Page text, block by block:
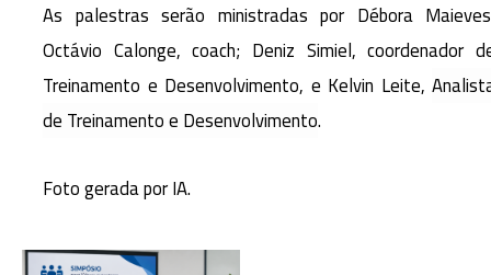
As palestras serão ministradas por Débora
Octávio Calonge, coach; Deniz Simiel, coordenador
Treinamento e Desenvolvimento, e Kelvin Leite,
de Treinamento e Desenvolvimento.
Foto gerada por IA.